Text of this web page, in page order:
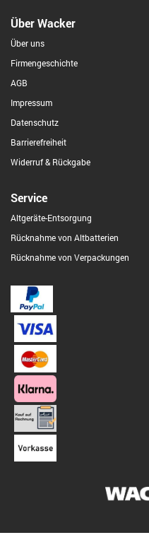
Über Wacker
Über uns
Firmengeschichte
AGB
Impressum
Datenschutz
Barrierefreiheit
Widerruf & Rückgabe
Service
Altgeräte-Entsorgung
Rücknahme von Altbatterien
Rücknahme von Verpackungen